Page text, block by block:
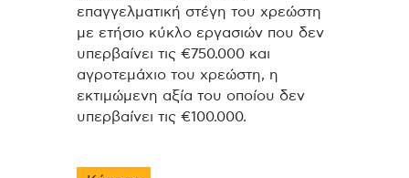
επαγγελματική στέγη του χρεώστη
με ετήσιο κύκλο εργασιών που δεν
υπερβαίνει τις €750.000 και
αγροτεμάχιο του χρεώστη, η
εκτιμώμενη αξία του οποίου δεν
υπερβαίνει τις €100.000.